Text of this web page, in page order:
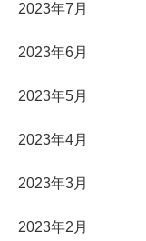
2023年7月
2023年6月
2023年5月
2023年4月
2023年3月
2023年2月